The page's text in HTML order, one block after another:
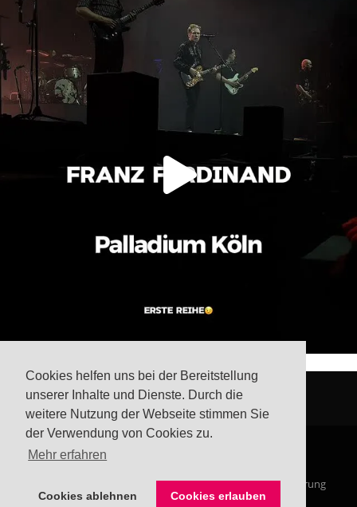
Cookies helfen uns bei der Bereitstellung
unserer Inhalte und Dienste. Durch die
weitere Nutzung der Webseite stimmen Sie
der Verwendung von Cookies zu.
Mehr erfahren
Cookies ablehnen Cookies erlauben
Impressum Datenschutzerklärung